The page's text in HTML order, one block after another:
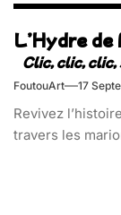
L’Hydre
FoutouArt 17
Revivez
travers les